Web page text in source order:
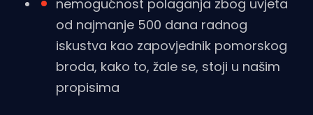
nemogućnost polaganja zbog uvjeta
od najmanje 500 dana radnog
iskustva kao zapovjednik pomorskog
broda, kako to, žale se, stoji u našim
propisima